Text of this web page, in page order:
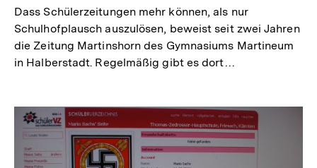
Dass Schülerzeitungen mehr können, als nur
Schulhofplausch auszulösen, beweist seit zwei Jahren
die Zeitung Martinshorn des Gymnasiums Martineum
in Halberstadt. Regelmäßig gibt es dort…